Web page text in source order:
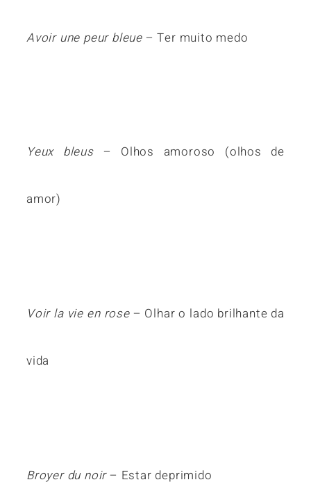
Avoir une peur bleue – Ter muito medo
Yeux bleus– Olhos amoroso (olhos de
amor)
Voir la vie en rose– Olhar o lado brilhante da
vida
Broyer du noir– Estar deprimido